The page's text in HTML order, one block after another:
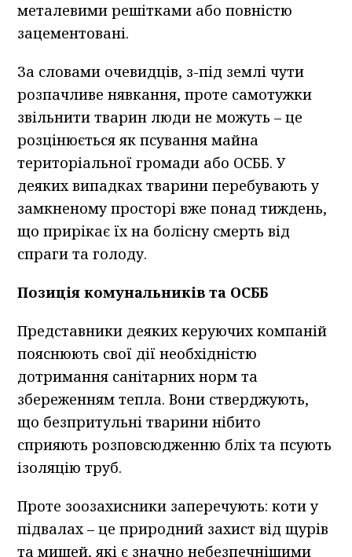
металевими решітками або повністю
зацементовані.
За словами очевидців, з-під землі чути
розпачливе нявкання, проте самотужки
звільнити тварин люди не можуть – це
розцінюється як псування майна
територіальної громади або ОСББ. У
деяких випадках тварини перебувають у
замкненому просторі вже понад тиждень,
що прирікає їх на болісну смерть від
спраги та голоду.
Позиція комунальників та ОСББ
Представники деяких керуючих компаній
пояснюють свої дії необхідністю
дотримання санітарних норм та
збереженням тепла. Вони стверджують,
що безпритульні тварини нібито
сприяють розповсюдженню бліх та псують
ізоляцію труб.
Проте зоозахисники заперечують: коти у
підвалах – це природний захист від щурів
та мишей, які є значно небезпечнішими